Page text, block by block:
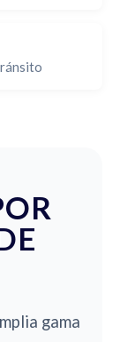
gama